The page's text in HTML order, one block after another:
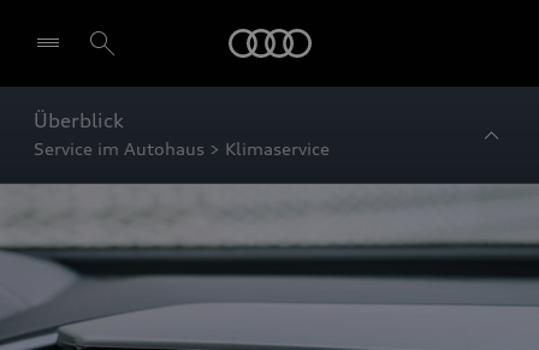
Überblick
Service im Autohaus > Klimaservice